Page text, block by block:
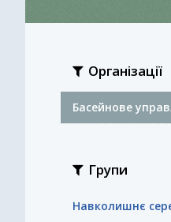
Організації
Басейнове
Групи
Навколишнє